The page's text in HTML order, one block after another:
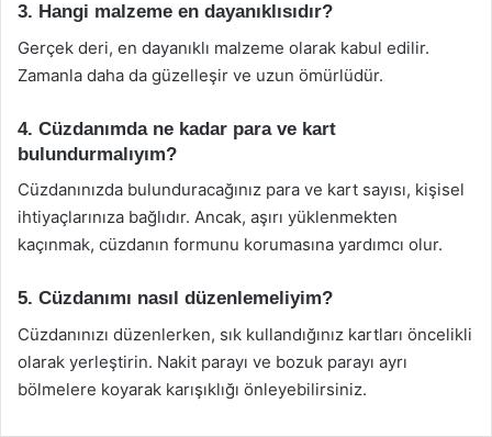
3. Hangi malzeme en dayanıklısıdır?
Gerçek deri, en dayanıklı malzeme olarak kabul edilir.
Zamanla daha da güzelleşir ve uzun ömürlüdür.
4. Cüzdanımda ne kadar para ve kart
bulundurmalıyım?
Cüzdanınızda bulunduracağınız para ve kart sayısı, kişisel
ihtiyaçlarınıza bağlıdır. Ancak, aşırı yüklenmekten
kaçınmak, cüzdanın formunu korumasına yardımcı olur.
5. Cüzdanımı nasıl düzenlemeliyim?
Cüzdanınızı düzenlerken, sık kullandığınız kartları öncelikli
olarak yerleştirin. Nakit parayı ve bozuk parayı ayrı
bölmelere koyarak karışıklığı önleyebilirsiniz.